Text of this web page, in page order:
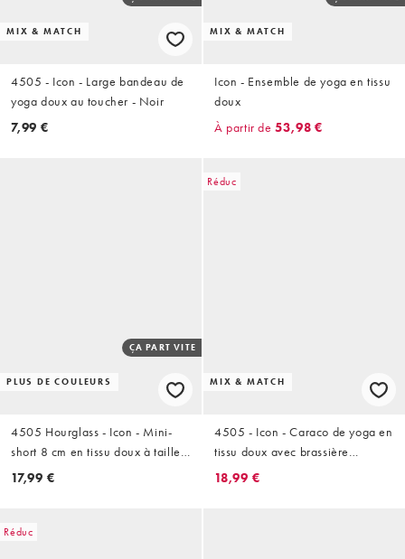
MIX & MATCH
4505 - Icon - Large bandeau de
yoga doux au toucher - Noir
7,99 €
MIX & MATCH
Icon - Ensemble de yoga en tissu
doux
À partir de 53,98 €
PLUS DE COULEURS
ÇA PART VITE
4505 Hourglass - Icon - Mini-
short 8 cm en tissu doux à taille
haute - Noir
17,99 €
Réduc
MIX & MATCH
4505 - Icon - Caraco de yoga en
tissu doux avec brassière
intégrée et bretelles réglables -
18,99 €
Réduc